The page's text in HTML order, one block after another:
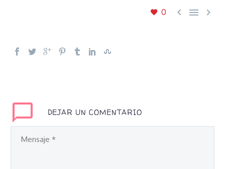
0   
DEJAR UN COMENTARIO